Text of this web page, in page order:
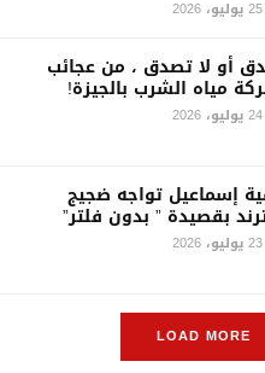
أو لا تصدق ، من عجائب
مياه الشرب بالجيزة!
إسماعيل تواجه ضجيج
بقصيدة ” بدون فلتر”
LOAD MORE